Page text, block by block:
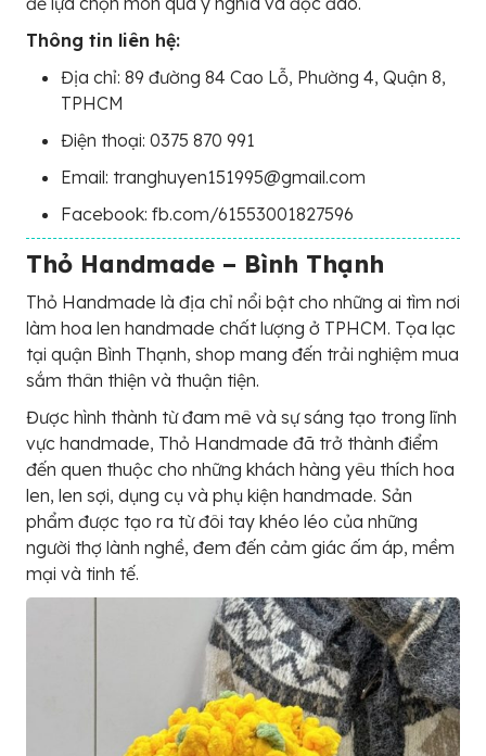
Thông tin liên hệ:
Địa chỉ: 89 đường 84 Cao Lỗ, Phường 4, Quận 8,
TPHCM
Điện thoại: 0375 870 991
Email: tranghuyen151995@gmail.com
Facebook: fb.com/61553001827596
Thỏ Handmade – Bình Thạnh
Thỏ Handmade là địa chỉ nổi bật cho những ai tìm nơi
làm hoa len handmade chất lượng ở TPHCM. Tọa lạc
tại quận Bình Thạnh, shop mang đến trải nghiệm mua
sắm thân thiện và thuận tiện.
Được hình thành từ đam mê và sự sáng tạo trong lĩnh
vực handmade, Thỏ Handmade đã trở thành điểm
đến quen thuộc cho những khách hàng yêu thích hoa
len, len sợi, dụng cụ và phụ kiện handmade. Sản
phẩm được tạo ra từ đôi tay khéo léo của những
người thợ lành nghề, đem đến cảm giác ấm áp, mềm
mại và tinh tế.